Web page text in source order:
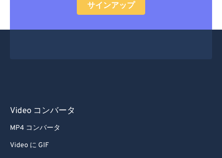
サインアップ
Video コンバータ
MP4 コンバータ
Video に GIF